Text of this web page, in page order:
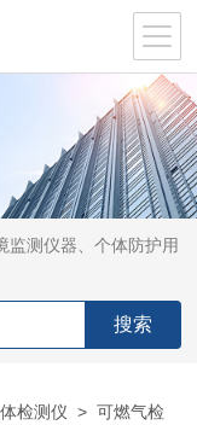
监测仪器、个体防护用
检测仪 >可燃气检